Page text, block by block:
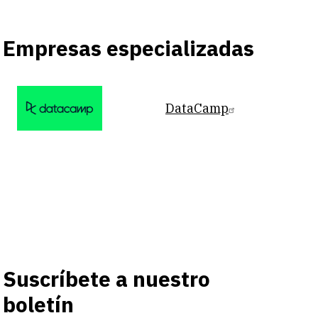
Empresas especializadas
DataCamp
Suscríbete a nuestro
boletín